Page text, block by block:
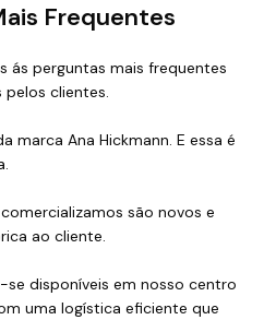
Frequentes
ás perguntas mais frequentes
pelos clientes.
marca Ana Hickmann. E essa é
são novos e
ao cliente.
disponíveis em nosso centro
uma logística eficiente que